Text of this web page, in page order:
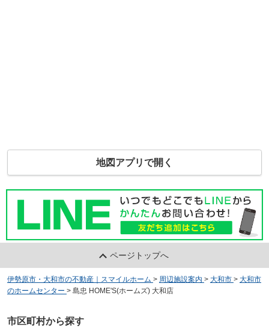
地図アプリで開く
ページトップへ
伊勢原市・大和市の不動産｜スマイルホーム > 周辺施設案内 > 大和市 > 大和市
のホームセンター > 島忠 HOME'S(ホームズ) 大和店
市区町村から探す